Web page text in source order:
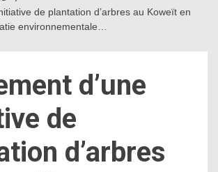
de plantation d’arbres au Koweït en
environnementale…
d’une
de
d’arbres